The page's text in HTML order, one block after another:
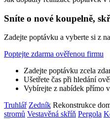
Sníte o nové koupelně,
Zadejte poptávku a vyberte si z
Poptejte zdarma ověřenou firmu
Zadejte poptávku zcela
Ušetřete čas při hledání
Vybírejte z nabídek přímo
Truhlář Zedník Rekonstrukce
stromů Vestavěná skříň Pergola